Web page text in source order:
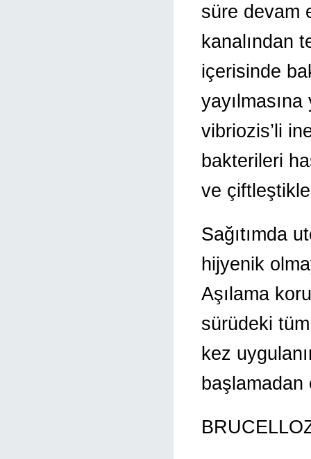
süre devam
kanalından
içerisinde
vibriozis’li
bakterileri
ve
Sağıtımda
hijyenik
Aşılama
sürüdeki
kez
başlamadan